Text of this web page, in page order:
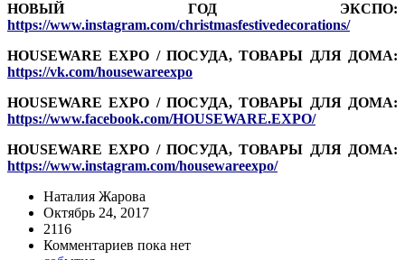
НОВЫЙ ГОД ЭКСПО:
https://www.instagram.com/christmasfestivedecorations/
HOUSEWARE EXPO / ПОСУДА, ТОВАРЫ ДЛЯ ДОМА:
https://vk.com/housewareexpo
HOUSEWARE EXPO / ПОСУДА, ТОВАРЫ ДЛЯ ДОМА:
https://www.facebook.com/HOUSEWARE.EXPO/
HOUSEWARE EXPO / ПОСУДА, ТОВАРЫ ДЛЯ ДОМА:
https://www.instagram.com/housewareexpo/
Наталия Жарова
Октябрь 24, 2017
2116
Комментариев пока нет